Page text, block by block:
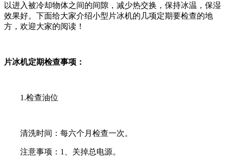
以进入被冷却物体之间的间隙，减少热交换，保持冰温，保湿
效果好。下面给大家介绍小型片冰机的几项定期要检查的地
方，欢迎大家的阅读！
片冰机定期检查事项：
1.检查油位
清洗时间：每六个月检查一次。
注意事项：1、关掉总电源。